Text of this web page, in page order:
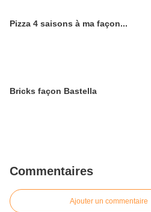
Pizza 4 saisons à ma façon...
Bricks façon Bastella
Commentaires
Ajouter un commentaire